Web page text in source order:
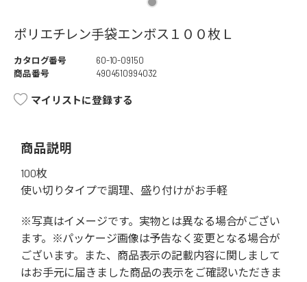
ポリエチレン手袋エンボス１００枚Ｌ
カタログ番号
60-10-09150
商品番号
4904510994032
マイリストに登録する
商品説明
100枚
使い切りタイプで調理、盛り付けがお手軽
※写真はイメージです。実物とは異なる場合がござい
ます。※パッケージ画像は予告なく変更となる場合が
ございます。また、商品表示の記載内容に関しまして
はお手元に届きました商品の表示をご確認いただきま